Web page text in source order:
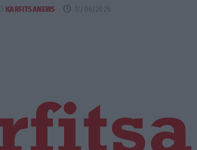
KARFITSANEWS 17/06/2026